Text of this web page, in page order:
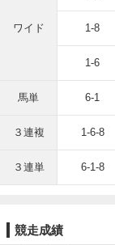
ワイド 1-8
1-6
馬単 6-1
３連複 1-6-8
３連単 6-1-8
競走成績